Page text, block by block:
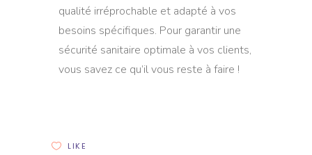
qualité irréprochable et adapté à vos
besoins spécifiques. Pour garantir une
sécurité sanitaire optimale à vos clients,
vous savez ce qu’il vous reste à faire !
LIKE